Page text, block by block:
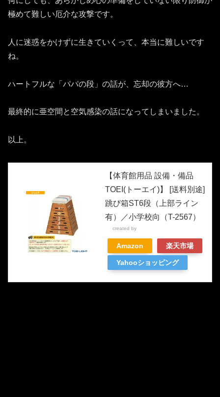
極めて難しい厄介な攻撃です。
人に迷惑をかけずに生きていくって、本当に難しいです
ね。
ハートフルな「パパの段」の話が、忘却の彼方へ…
最終的に亜空間と空気感染の話になってしまいました。
以上。
【体育館用品 設備・備品
TOEI(トーエイ)】 [送料別途]
跳び箱ST6段（上部ライン
有）／小学校向（T-2567）
created by
Amazon 楽天市場
Yahooショッピング